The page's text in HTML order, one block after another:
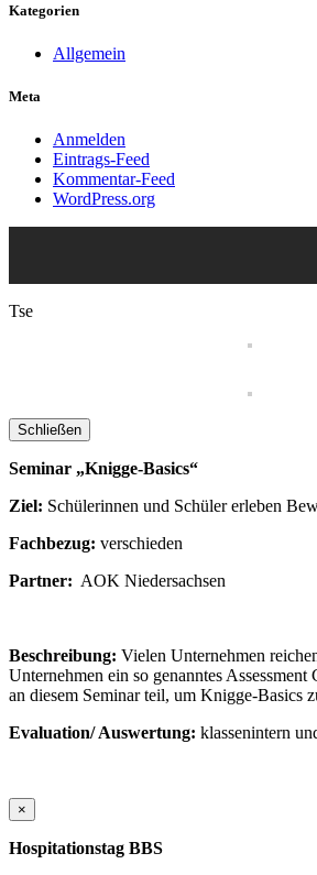
Kategorien
Allgemein
Meta
Anmelden
Eintrags-Feed
Kommentar-Feed
WordPress.org
Tse
Schließen
Seminar „Knigge-Basics“
Ziel: Schülerinnen und Schüler erleben
Fachbezug: verschieden
Partner: AOK Niedersachsen
Beschreibung: Vielen Unternehmen
Unternehmen ein so genanntes
an diesem Seminar teil, um Knigge-Basics
Evaluation/ Auswertung: klassenintern
×
Hospitationstag BBS